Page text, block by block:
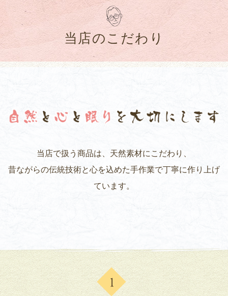
当店のこだわり
当店で扱う商品は、天然素材にこだわり、
昔ながらの伝統技術と心を込めた手作業で丁寧に作り上げ
ています。